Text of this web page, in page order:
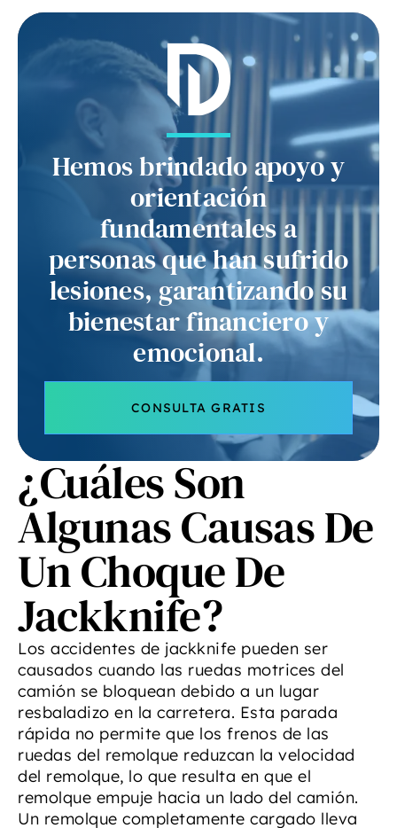
Hemos brindado apoyo y
orientación
fundamentales a
personas que han sufrido
lesiones, garantizando su
bienestar financiero y
emocional.
CONSULTA GRATIS
¿Cuáles Son
Algunas Causas De
Un Choque De
Jackknife?
Los accidentes de jackknife pueden ser
causados cuando las ruedas motrices del
camión se bloquean debido a un lugar
resbaladizo en la carretera. Esta parada
rápida no permite que los frenos de las
ruedas del remolque reduzcan la velocidad
del remolque, lo que resulta en que el
remolque empuje hacia un lado del camión.
Un remolque completamente cargado lleva